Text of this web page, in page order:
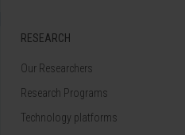
RESEARCH
Our Researchers
Research Programs
Technology platforms